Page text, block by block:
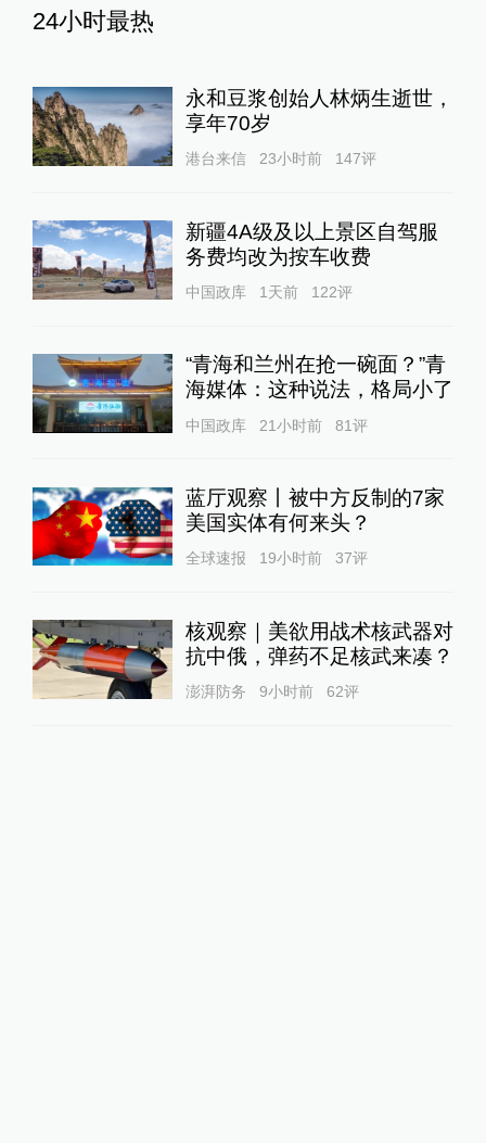
24小时最热
永和豆浆创始人林炳生逝世，
享年70岁
港台来信 23小时前 147评
新疆4A级及以上景区自驾服
务费均改为按车收费
中国政库 1天前 122评
“青海和兰州在抢一碗面？”青
海媒体：这种说法，格局小了
中国政库 21小时前 81评
蓝厅观察丨被中方反制的7家
美国实体有何来头？
全球速报 19小时前 37评
核观察｜美欲用战术核武器对
抗中俄，弹药不足核武来凑？
澎湃防务 9小时前 62评